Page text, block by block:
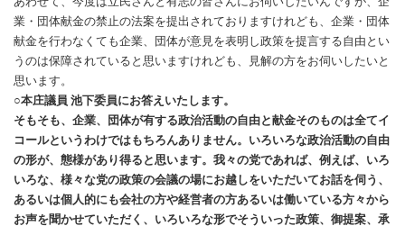
業・団体献金の禁止の法案を提出されておりますけれども、企業・団体
献金を行わなくても企業、団体が意見を表明し政策を提言する自由とい
うのは保障されていると思いますけれども、見解の方をお伺いしたいと
思います。
○本庄議員 池下委員にお答えいたします。
そもそも、企業、団体が有する政治活動の自由と献金そのものは全てイ
コールというわけではもちろんありません。いろいろな政治活動の自由
の形が、態様があり得ると思います。我々の党であれば、例えば、いろ
いろな、様々な党の政策の会議の場にお越しをいただいてお話を伺う、
あるいは個人的にも会社の方や経営者の方あるいは働いている方々から
お声を聞かせていただく、いろいろな形でそういった政策、御提案、承